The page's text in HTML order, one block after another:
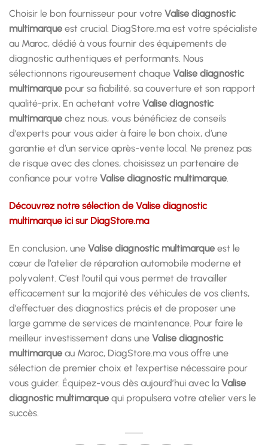
Choisir le bon fournisseur pour votre Valise diagnostic
multimarque est crucial. DiagStore.ma est votre spécialiste
au Maroc, dédié à vous fournir des équipements de
diagnostic authentiques et performants. Nous
sélectionnons rigoureusement chaque Valise diagnostic
multimarque pour sa fiabilité, sa couverture et son rapport
qualité-prix. En achetant votre Valise diagnostic
multimarque chez nous, vous bénéficiez de conseils
d’experts pour vous aider à faire le bon choix, d’une
garantie et d’un service après-vente local. Ne prenez pas
de risque avec des clones, choisissez un partenaire de
confiance pour votre Valise diagnostic multimarque.
Découvrez notre sélection de Valise diagnostic
multimarque ici sur DiagStore.ma
En conclusion, une Valise diagnostic multimarque est le
cœur de l’atelier de réparation automobile moderne et
polyvalent. C’est l’outil qui vous permet de travailler
efficacement sur la majorité des véhicules de vos clients,
d’effectuer des diagnostics précis et de proposer une
large gamme de services de maintenance. Pour faire le
meilleur investissement dans une Valise diagnostic
multimarque au Maroc, DiagStore.ma vous offre une
sélection de premier choix et l’expertise nécessaire pour
vous guider. Équipez-vous dès aujourd’hui avec la Valise
diagnostic multimarque qui propulsera votre atelier vers le
succès.